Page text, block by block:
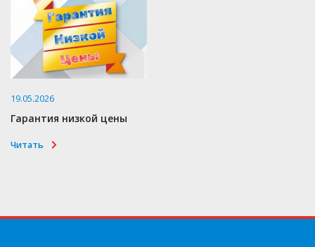
19.05.2026
Гарантия низкой цены
Читать